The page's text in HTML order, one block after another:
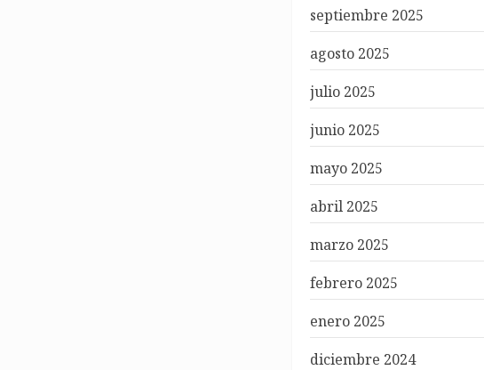
septiembre 2025
agosto 2025
julio 2025
junio 2025
mayo 2025
abril 2025
marzo 2025
febrero 2025
enero 2025
diciembre 2024